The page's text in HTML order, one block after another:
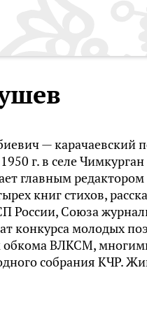
— карачаевский
г. в селе
главным
книг стихов,
России, Союза
конкурса молодых
ВЛКСМ,
собрания КЧР.